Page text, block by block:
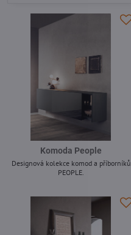
Komoda People
Designová kolekce komod a příborníků
PEOPLE.